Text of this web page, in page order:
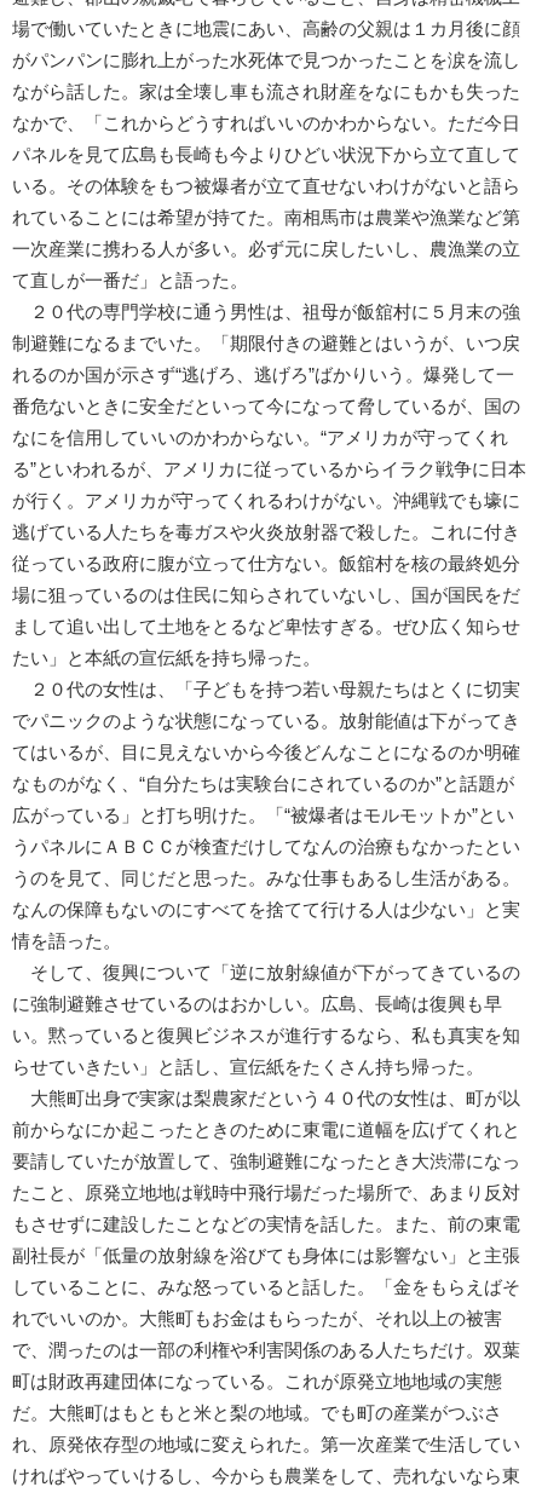
場で働いていたときに地震にあい、高齢の父親は１カ月後に顔
がパンパンに膨れ上がった水死体で見つかったことを涙を流し
ながら話した。家は全壊し車も流され財産をなにもかも失った
なかで、「これからどうすればいいのかわからない。ただ今日
パネルを見て広島も長崎も今よりひどい状況下から立て直して
いる。その体験をもつ被爆者が立て直せないわけがないと語ら
れていることには希望が持てた。南相馬市は農業や漁業など第
一次産業に携わる人が多い。必ず元に戻したいし、農漁業の立
て直しが一番だ」と語った。
２０代の専門学校に通う男性は、祖母が飯舘村に５月末の強
制避難になるまでいた。「期限付きの避難とはいうが、いつ戻
れるのか国が示さず“逃げろ、逃げろ”ばかりいう。爆発して一
番危ないときに安全だといって今になって脅しているが、国の
なにを信用していいのかわからない。“アメリカが守ってくれ
る”といわれるが、アメリカに従っているからイラク戦争に日本
が行く。アメリカが守ってくれるわけがない。沖縄戦でも壕に
逃げている人たちを毒ガスや火炎放射器で殺した。これに付き
従っている政府に腹が立って仕方ない。飯舘村を核の最終処分
場に狙っているのは住民に知らされていないし、国が国民をだ
まして追い出して土地をとるなど卑怯すぎる。ぜひ広く知らせ
たい」と本紙の宣伝紙を持ち帰った。
２０代の女性は、「子どもを持つ若い母親たちはとくに切実
でパニックのような状態になっている。放射能値は下がってき
てはいるが、目に見えないから今後どんなことになるのか明確
なものがなく、“自分たちは実験台にされているのか”と話題が
広がっている」と打ち明けた。「“被爆者はモルモットか”とい
うパネルにＡＢＣＣが検査だけしてなんの治療もなかったとい
うのを見て、同じだと思った。みな仕事もあるし生活がある。
なんの保障もないのにすべてを捨てて行ける人は少ない」と実
情を語った。
そして、復興について「逆に放射線値が下がってきているの
に強制避難させているのはおかしい。広島、長崎は復興も早
い。黙っていると復興ビジネスが進行するなら、私も真実を知
らせていきたい」と話し、宣伝紙をたくさん持ち帰った。
大熊町出身で実家は梨農家だという４０代の女性は、町が以
前からなにか起こったときのために東電に道幅を広げてくれと
要請していたが放置して、強制避難になったとき大渋滞になっ
たこと、原発立地地は戦時中飛行場だった場所で、あまり反対
もさせずに建設したことなどの実情を話した。また、前の東電
副社長が「低量の放射線を浴びても身体には影響ない」と主張
していることに、みな怒っていると話した。「金をもらえばそ
れでいいのか。大熊町もお金はもらったが、それ以上の被害
で、潤ったのは一部の利権や利害関係のある人たちだけ。双葉
町は財政再建団体になっている。これが原発立地地域の実態
だ。大熊町はもともと米と梨の地域。でも町の産業がつぶさ
れ、原発依存型の地域に変えられた。第一次産業で生活してい
ければやっていけるし、今からも農業をして、売れないなら東